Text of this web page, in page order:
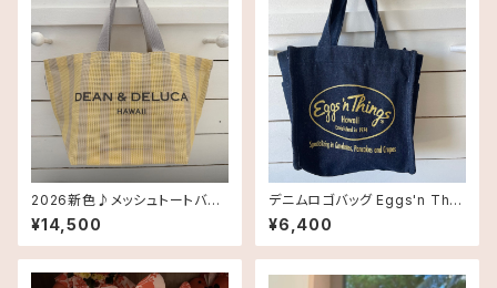
2026新色♪メッシュトートバッ
グ Smallサイズ《HAWAII限
定》DEAN＆DELUCA ディーン
＆デルーカ ハワイ 送料無料
¥14,500
デニムロゴバッグ Eggs'n Thin
gs【エッグスンシングス】 ハワイ
限定品
¥6,400